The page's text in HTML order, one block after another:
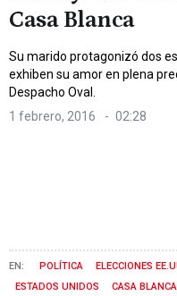
Casa Blanca
Su marido protagonizó dos
exhiben su amor en plena
Despacho Oval.
1 febrero, 2016
02:28
POLÍTICA ELECCIONES
ESTADOS UNIDOS
CASA BLANCA